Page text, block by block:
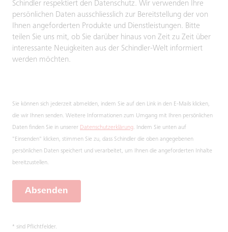
Schindler respektiert den Datenschutz. Wir verwenden Ihre
persönlichen Daten ausschliesslich zur Bereitstellung der von
Ihnen angeforderten Produkte und Dienstleistungen. Bitte
teilen Sie uns mit, ob Sie darüber hinaus von Zeit zu Zeit über
interessante Neuigkeiten aus der Schindler-Welt informiert
werden möchten.
Sie können sich jederzeit abmelden, indem Sie auf den Link in den E-Mails klicken,
die wir Ihnen senden. Weitere Informationen zum Umgang mit Ihren persönlichen
Daten finden Sie in unserer Datenschutzerklärung. Indem Sie unten auf
"Einsenden" klicken, stimmen Sie zu, dass Schindler die oben angegebenen
persönlichen Daten speichert und verarbeitet, um Ihnen die angeforderten Inhalte
bereitzustellen.
Absenden
* sind Pflichtfelder.